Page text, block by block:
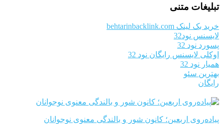
تبلیغات متنی
خرید بک لینک behtarinbacklink.com
لایسنس نود32
پسورد نود 32
اوکلی لایسنس رایگان نود 32
همیار نود 32
بهترین سئو
رایگان
پیاده‌روی اربعین؛ کانون شور و بالندگی معنوی نوجوانان